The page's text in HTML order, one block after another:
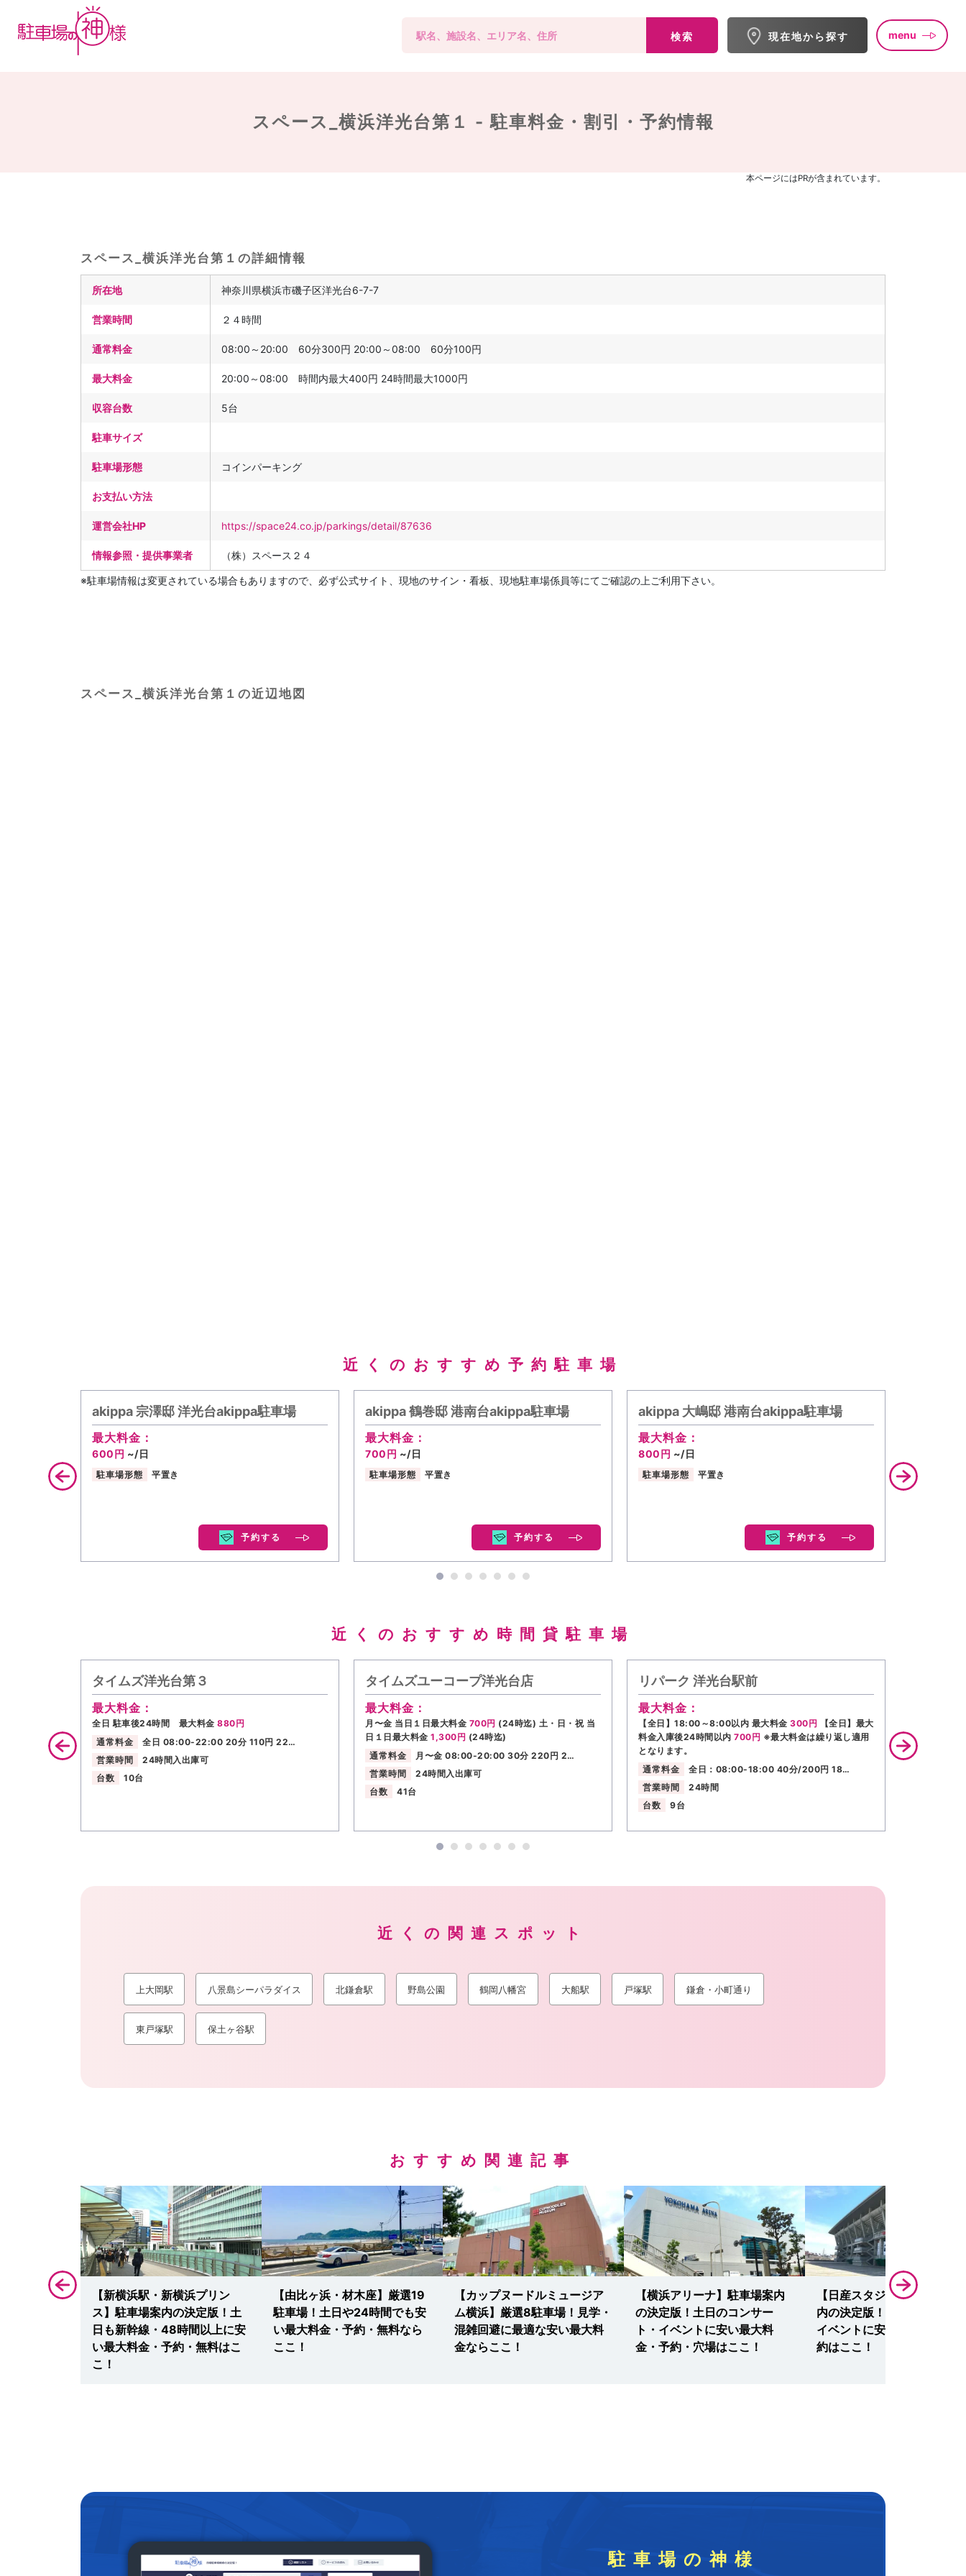
検索 現在地から探す menu
スペース_横浜洋光台第１ -駐車料金・割引・予約情報
本ページにはPRが含まれています。
スペース_横浜洋光台第１の詳細情報
所在地 神奈川県横浜市磯子区洋光台6-7-7
営業時間 ２４時間
通常料金 08:00～20:00 60分300円 20:00～08:00 60分100円
最大料金 20:00～08:00 時間内最大400円 24時間最大1000円
収容台数 5台
駐車サイズ
駐車場形態 コインパーキング
お支払い方法
運営会社HP https://space24.co.jp/parkings/detail/87636
情報参照・提供事業者 （株）スペース２４
※駐車場情報は変更されている場合もありますので、必ず公式サイト、現地のサイン・看板、現地駐車場係員等にてご確認の上ご利用下さい。
スペース_横浜洋光台第１の近辺地図
近くのおすすめ予約駐車場
akippa 宗澤邸 洋光台akippa駐車場
最大料金：
600円 ~/日
駐車場形態 平置き
予約する
akippa 鶴巻邸 港南台akippa駐車場
最大料金：
700円 ~/日
駐車場形態 平置き
予約する
akippa 大嶋邸 港南台akippa駐車場
最大料金：
800円 ~/日
駐車場形態 平置き
予約する
駐車場形態
近くのおすすめ時間貸駐車場
タイムズ洋光台第３
最大料金：
全日 駐車後24時間 最大料金 880円
通常料金
全日 08:00-22:00 20分 110円 22…
営業時間
24時間入出庫可
台数
10台
タイムズユーコープ洋光台店
最大料金：
月〜金 当日１日最大料金 700円 (24時迄) 土・日・祝 当
日１日最大料金 1,300円 (24時迄)
通常料金
月〜金 08:00-20:00 30分 220円 2…
営業時間
24時間入出庫可
台数
41台
リパーク 洋光台駅前
最大料金：
【全日】18:00～8:00以内 最大料金 300円
【全日】最大
料金入庫後24時間以内 700円 ※最大料金は繰り返し適用
となります。
通常料金
全日：08:00-18:00 40分/200円 18…
営業時間
24時間
台数
9台
通常料金
近くの関連スポット
上大岡駅 八景島シーパラダイス 北鎌倉駅 野島公園 鶴岡八幡宮 大船駅 戸塚駅 鎌倉・小町通り
東戸塚駅 保土ヶ谷駅
おすすめ関連記事
ルイ】厳
【新横浜駅・新横浜プリン
ス】駐車場案内の決定版！土
日も新幹線・48時間以上に安
い最大料金・予約・無料はこ
こ！
【由比ヶ浜・材木座】厳選19
駐車場！土日や24時間でも安
い最大料金・予約・無料なら
ここ！
【カップヌードルミュージア
ム横浜】厳選8駐車場！見学・
混雑回避に最適な安い最大料
金ならここ！
【横浜アリーナ】駐車場案内
の決定版！土日のコンサー
ト・イベントに安い最大料
金・予約・穴場はここ！
【日産スタジアム】駐車場案
内の決定版！サッカー観戦・
イベントに安い最大料金・予
約はここ！
駐車場の神様